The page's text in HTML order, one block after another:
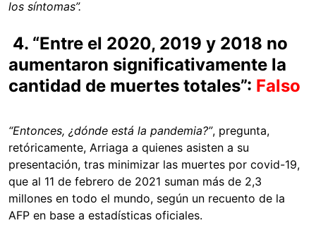
los síntomas”.
4. “Entre el 2020, 2019 y 2018 no
aumentaron significativamente la
cantidad de muertes totales”: Falso
“Entonces, ¿dónde está la pandemia?”, pregunta,
retóricamente, Arriaga a quienes asisten a su
presentación, tras minimizar las muertes por covid-19,
que al 11 de febrero de 2021 suman más de 2,3
millones en todo el mundo, según un recuento de la
AFP en base a estadísticas oficiales.